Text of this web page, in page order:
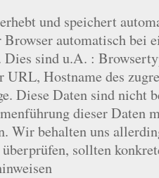
und speichert
automatisch bei
sind u.A. :
Hostname des
Diese Daten sind nicht
dieser Daten
Wir behalten uns
sollten